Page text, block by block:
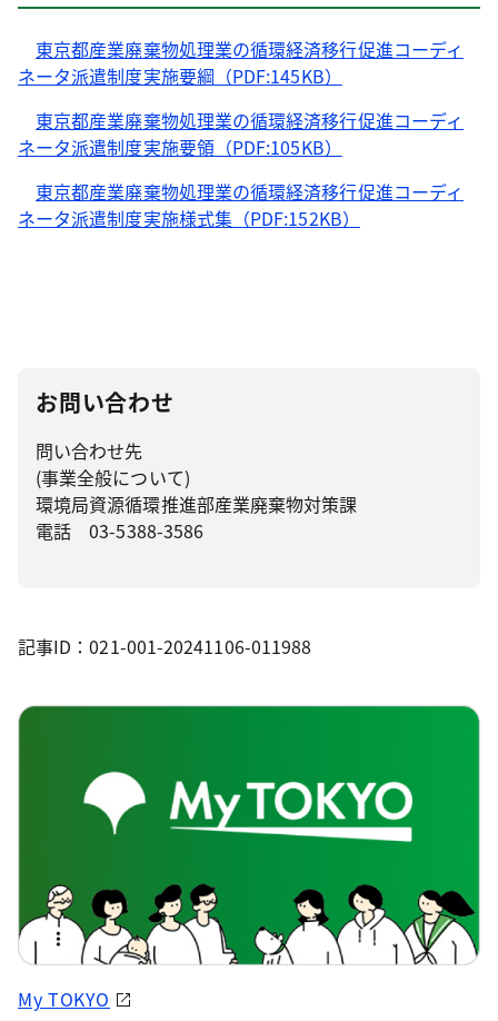
東京都産業廃棄物処理業の循環経済移行促進コーディ
ネータ派遣制度実施要綱（PDF:145KB）
東京都産業廃棄物処理業の循環経済移行促進コーディ
ネータ派遣制度実施要領（PDF:105KB）
東京都産業廃棄物処理業の循環経済移行促進コーディ
ネータ派遣制度実施様式集（PDF:152KB）
お問い合わせ
問い合わせ先
(事業全般について)
環境局資源循環推進部産業廃棄物対策課
電話 03-5388-3586
記事ID：021-001-20241106-011988
My TOKYO